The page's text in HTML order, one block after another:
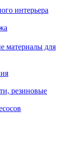
интерьера
материалы для
резиновые